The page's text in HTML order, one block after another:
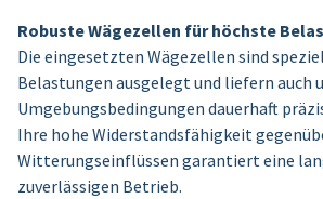
Robuste Wägezellen für höchste
Die eingesetzten Wägezellen sind
Belastungen ausgelegt und liefern auch
Umgebungsbedingungen dauerhaft
Ihre hohe Widerstandsfähigkeit
Witterungseinflüssen garantiert eine
zuverlässigen Betrieb.